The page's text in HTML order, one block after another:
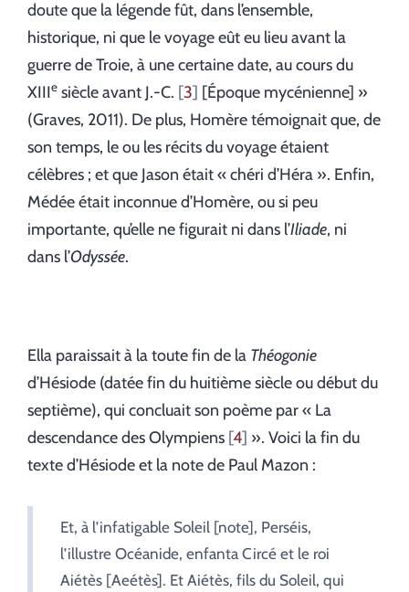
doute que la légende fût, dans l’ensemble,
historique, ni que le voyage eût eu lieu avant la
guerre de Troie, à une certaine date, au cours du
XIIIe siècle avant J.-C. 3 [Époque mycénienne] »
(Graves, 2011). De plus, Homère témoignait que, de
son temps, le ou les récits du voyage étaient
célèbres ; et que Jason était « chéri d’Héra ». Enfin,
Médée était inconnue d’Homère, ou si peu
importante, qu’elle ne figurait ni dans l’Iliade, ni
dans l’Odyssée.
Ella paraissait à la toute fin de la Théogonie
d’Hésiode (datée fin du huitième siècle ou début du
septième), qui concluait son poème par « La
descendance des Olympiens 4 ». Voici la fin du
texte d’Hésiode et la note de Paul Mazon :
Et, à l’infatigable Soleil [note], Perséis,
l’illustre Océanide, enfanta Circé et le roi
Aiétès [Aeétès]. Et Aiétès, fils du Soleil, qui